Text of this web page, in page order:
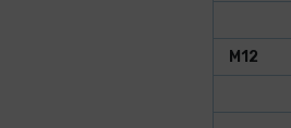
M12